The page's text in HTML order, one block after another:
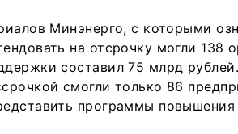
Минэнерго, с которыми
на отсрочку могли 138
составил 75 млрд
смогли только 86
программы повышения